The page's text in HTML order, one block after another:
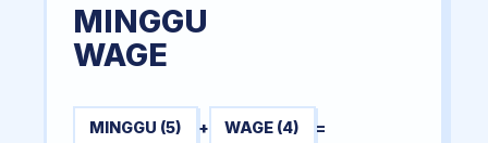
MINGGU
WAGE
MINGGU (5) + WAGE (4) =